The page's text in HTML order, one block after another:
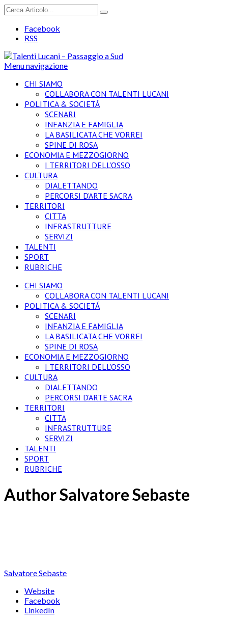
Facebook
RSS
Menu navigazione
CHI SIAMO
COLLABORA CON TALENTI LUCANI
POLITICA & SOCIETÁ
SCENARI
INFANZIA E FAMIGLIA
LA BASILICATA CHE VORREI
SPINE DI ROSA
ECONOMIA E MEZZOGIORNO
I TERRITORI DELL’OSSO
CULTURA
DIALETTANDO
PERCORSI D’ARTE SACRA
TERRITORI
CITTA
INFRASTRUTTURE
SERVIZI
TALENTI
SPORT
RUBRICHE
CHI SIAMO
COLLABORA CON TALENTI LUCANI
POLITICA & SOCIETÁ
SCENARI
INFANZIA E FAMIGLIA
LA BASILICATA CHE VORREI
SPINE DI ROSA
ECONOMIA E MEZZOGIORNO
I TERRITORI DELL’OSSO
CULTURA
DIALETTANDO
PERCORSI D’ARTE SACRA
TERRITORI
CITTA
INFRASTRUTTURE
SERVIZI
TALENTI
SPORT
RUBRICHE
AuthorSalvatore Sebaste
Salvatore Sebaste
Website
Facebook
LinkedIn